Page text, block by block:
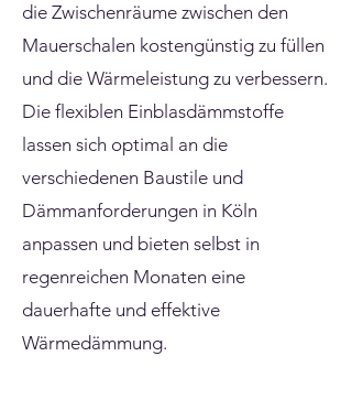
die Zwischenräume zwischen den
Mauerschalen kostengünstig zu füllen
und die Wärmeleistung zu verbessern.
Die flexiblen Einblasdämmstoffe
lassen sich optimal an die
verschiedenen Baustile und
Dämmanforderungen in Köln
anpassen und bieten selbst in
regenreichen Monaten eine
dauerhafte und effektive
Wärmedämmung.